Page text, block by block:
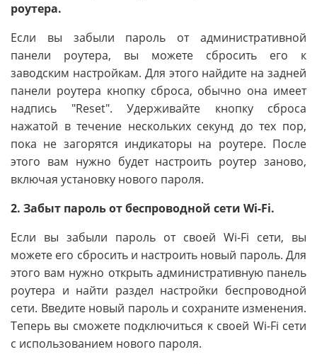
роутера.
Если вы забыли пароль от административной
панели роутера, вы можете сбросить его к
заводским настройкам. Для этого найдите на задней
панели роутера кнопку сброса, обычно она имеет
надпись "Reset". Удерживайте кнопку сброса
нажатой в течение нескольких секунд до тех пор,
пока не загорятся индикаторы на роутере. После
этого вам нужно будет настроить роутер заново,
включая установку нового пароля.
2. Забыт пароль от беспроводной сети Wi-Fi.
Если вы забыли пароль от своей Wi-Fi сети, вы
можете его сбросить и настроить новый пароль. Для
этого вам нужно открыть административную панель
роутера и найти раздел настройки беспроводной
сети. Введите новый пароль и сохраните изменения.
Теперь вы сможете подключиться к своей Wi-Fi сети
с использованием нового пароля.